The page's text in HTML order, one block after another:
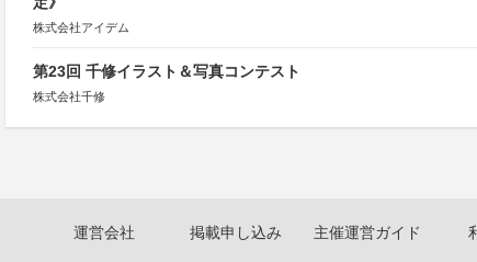
株式会社アイデム
第23回 千修イラスト＆写真コンテスト
株式会社千修
運営会社 掲載申し込み 主催運営ガイド